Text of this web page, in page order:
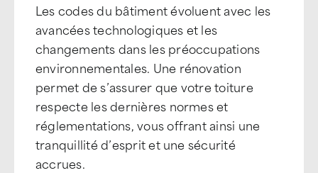
Les codes du bâtiment évoluent avec les
avancées technologiques et les
changements dans les préoccupations
environnementales. Une rénovation
permet de s’assurer que votre toiture
respecte les dernières normes et
réglementations, vous offrant ainsi une
tranquillité d’esprit et une sécurité
accrues.